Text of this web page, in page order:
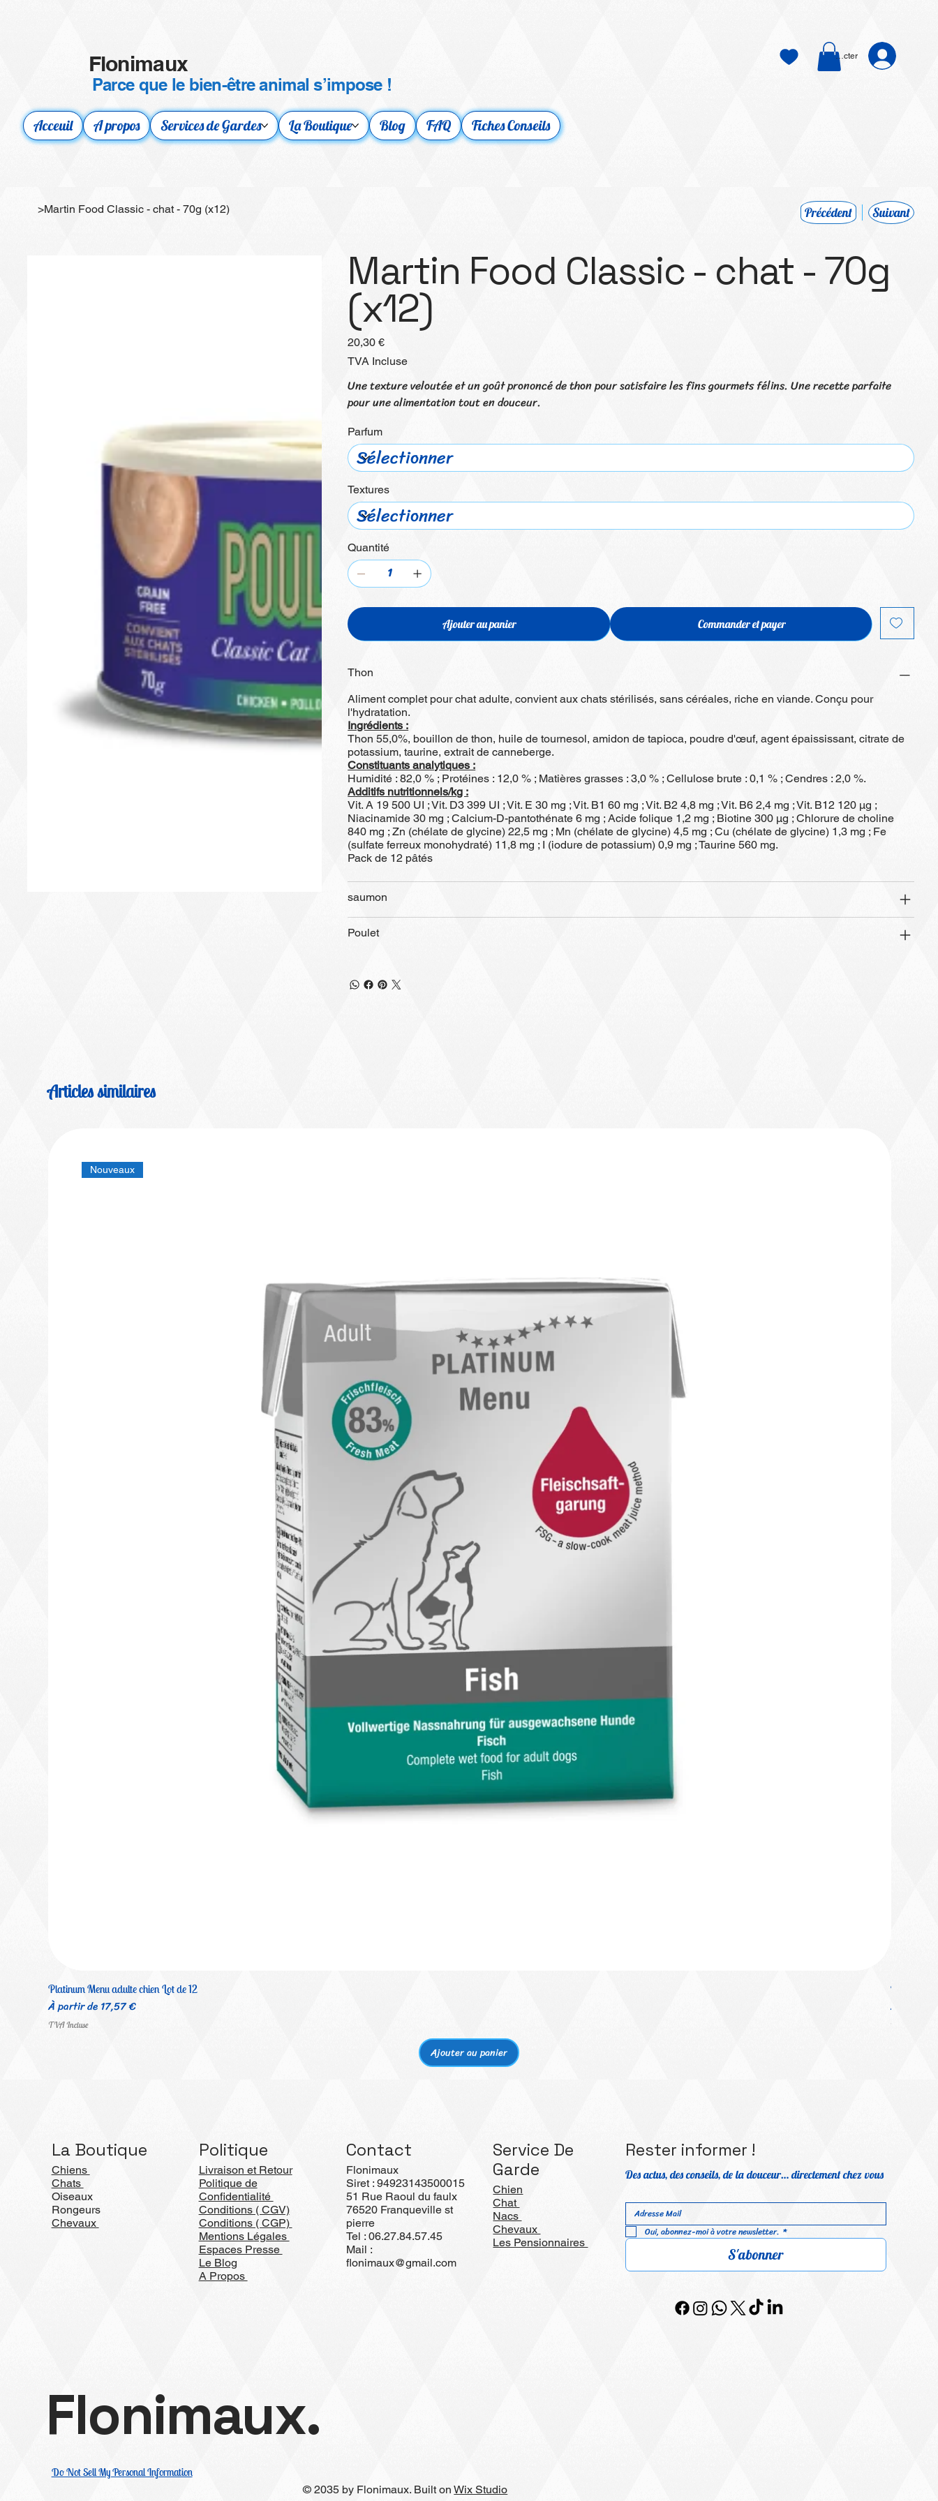
Flonimaux
Parce que le bien-être animal s’impose !
Acceuil A propos Services de Gardes La Boutique Blog FAQ Fiches Conseils
Se connecter
>Martin Food Classic - chat - 70g (x12) Précédent Suivant
Martin Food Classic - chat - 70g
(x12)
Prix
20,30 €
TVA Incluse
Une texture veloutée et un goût prononcé de thon pour satisfaire les fins gourmets félins. Une recette parfaite
pour une alimentation tout en douceur.
Parfum
Textures
Quantité
Ajouter au panier Commander et payer
Thon
Aliment complet pour chat adulte, convient aux chats stérilisés, sans céréales, riche en viande. Conçu pour
l'hydratation.
Ingrédients :
Thon 55,0%, bouillon de thon, huile de tournesol, amidon de tapioca, poudre d'œuf, agent épaississant, citrate de
potassium, taurine, extrait de canneberge.
Constituants analytiques :
Humidité : 82,0 % ; Protéines : 12,0 % ; Matières grasses : 3,0 % ; Cellulose brute : 0,1 % ; Cendres : 2,0 %.
Additifs nutritionnels/kg :
Vit. A 19 500 UI ; Vit. D3 399 UI ; Vit. E 30 mg ; Vit. B1 60 mg ; Vit. B2 4,8 mg ; Vit. B6 2,4 mg ; Vit. B12 120 µg ;
Niacinamide 30 mg ; Calcium-D-pantothénate 6 mg ; Acide folique 1,2 mg ; Biotine 300 µg ; Chlorure de choline
840 mg ; Zn (chélate de glycine) 22,5 mg ; Mn (chélate de glycine) 4,5 mg ; Cu (chélate de glycine) 1,3 mg ; Fe
(sulfate ferreux monohydraté) 11,8 mg ; I (iodure de potassium) 0,9 mg ; Taurine 560 mg.
Pack de 12 pâtés
saumon
Poulet
Articles similaires
Nouveaux
Platinum Menu adulte chien Lot de 12
À partir de17,57 €
Prix promotionnel
TVA Incluse
Ajouter au panier
Platinum
À partir
Prix
TVA Incluse
La Boutique
Chiens
Chats
Oiseaux
Rongeurs
Chevaux
Politique
Livraison et Retour
Politique de
Confidentialité
Conditions ( CGV)
Conditions ( CGP)
Mentions Légales
Espaces Presse
Le Blog
A Propos
Contact
Flonimaux
Siret : 94923143500015
51 Rue Raoul du faulx
76520 Franqueville st
pierre
Tel : 06.27.84.57.45
Mail :
flonimaux@gmail.com
Service De
Garde
Chien
Chat
Nacs
Chevaux
Les Pensionnaires
Rester informer !
Des actus, des conseils, de la douceur… directement chez vous
Oui, abonnez-moi à votre newsletter. *
S'abonner
Flonimaux.
Do Not Sell My Personal Information
© 2035 by Flonimaux. Built onWix Studio